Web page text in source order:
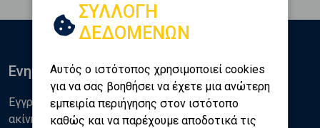
ΣΥΛΛΟΓΗ
ΔΕΔΟΜΕΝΩΝ
Αυτός ο ιστότοπος χρησιμοποιεί cookies
για να σας βοηθήσει να έχετε μια ανώτερη
εμπειρία περιήγησης στον ιστότοπο
καθώς και να παρέχουμε αποδοτικά τις
Ενημερωθείτε
Εγγραφείτε στο newsletter της Golden Home για νέα
ακίνητα, αναλύσεις και διάφορα θέματα της αγοράς